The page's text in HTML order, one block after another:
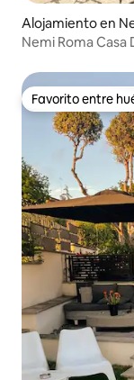
Alojamiento en
Nemi Roma
Favorito entre
Favorito entre